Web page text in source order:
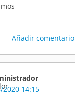
Añadir comentario
2020 14:15